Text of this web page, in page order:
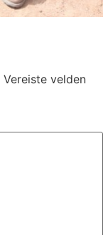
Vereiste velden